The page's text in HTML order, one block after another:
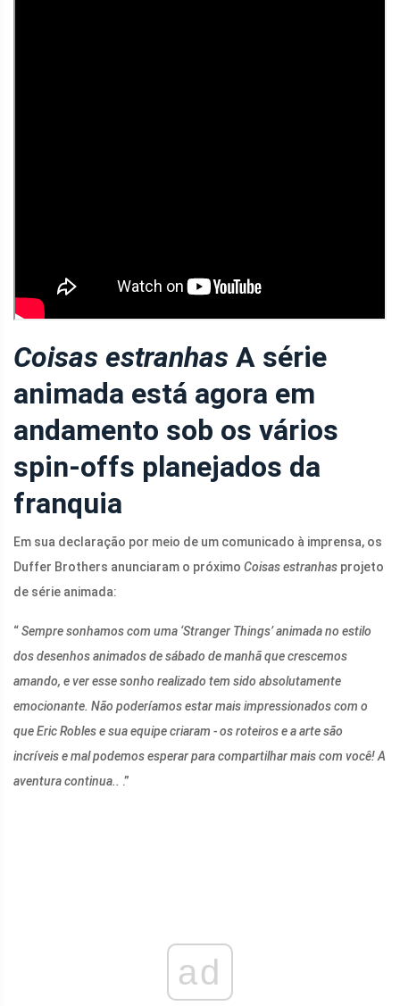
Coisas estranhas A série
animada está agora em
andamento sob os vários
spin-offs planejados da
franquia
Em sua declaração por meio de um comunicado à imprensa, os
Duffer Brothers anunciaram o próximo Coisas estranhas projeto
de série animada:
“Sempre sonhamos com uma ‘Stranger Things’ animada no estilo
dos desenhos animados de sábado de manhã que crescemos
amando, e ver esse sonho realizado tem sido absolutamente
emocionante. Não poderíamos estar mais impressionados com o
que Eric Robles e sua equipe criaram - os roteiros e a arte são
incríveis e mal podemos esperar para compartilhar mais com você! A
aventura continua.. .”
ad